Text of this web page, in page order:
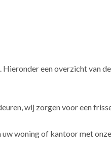
een overzicht van
wij zorgen voor een
woning of kantoor met onze